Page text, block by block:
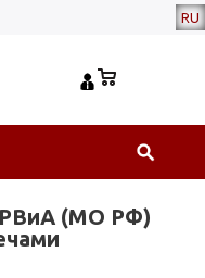
RU
РВиА (МО РФ)